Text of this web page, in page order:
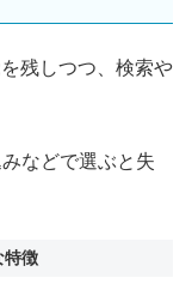
残しつつ、検索や
などで選ぶと失
特徴